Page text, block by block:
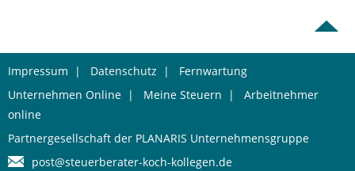
Impressum | Datenschutz | Fernwartung
Unternehmen Online | Meine Steuern | Arbeitnehmer
online
Partnergesellschaft der PLANARIS Unternehmensgruppe
post@steuerberater-koch-kollegen.de